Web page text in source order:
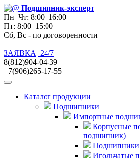
Подшипник-эксперт
Пн–Чт: 8:00–16:00
Пт: 8:00–15:00
Сб, Вс - по договоренности
ЗАЯВКА
24/7
8(812)904-04-39
+7(906)265-17-55
Каталог продукции
Подшипники
Импортные
Корпусные
подшипник)
Подшипники
Игольчатые